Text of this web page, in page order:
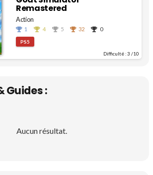
Remastered
Action
1 4 5 32 0
PS5
Difficulté :3 /10
Guides :
Aucun résultat.